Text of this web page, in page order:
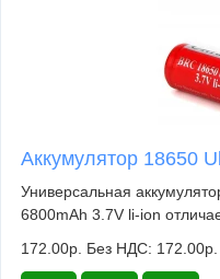
Аккумулятор 18650
Универсальная
6800mAh 3.7V li-ion
172.00р. Без НДС: 172.00р.